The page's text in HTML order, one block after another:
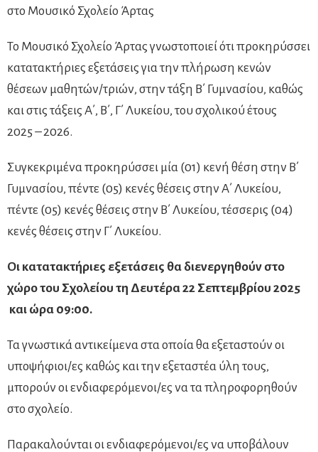
στο Μουσικό Σχολείο Άρτας
Το Μουσικό Σχολείο Άρτας γνωστοποιεί ότι προκηρύσσει
κατατακτήριες εξετάσεις για την πλήρωση κενών
θέσεων μαθητών/τριών, στην τάξη Β΄ Γυμνασίου, καθώς
και στις τάξεις Α΄, B΄, Γ΄ Λυκείου, του σχολικού έτους
2025 – 2026.
Συγκεκριμένα προκηρύσσει μία (01) κενή θέση στην Β΄
Γυμνασίου, πέντε (05) κενές θέσεις στην Α΄ Λυκείου,
πέντε (05) κενές θέσεις στην Β΄ Λυκείου, τέσσερις (04)
κενές θέσεις στην Γ΄ Λυκείου.
Οι κατατακτήριες εξετάσεις θα διενεργηθούν στο
χώρο του Σχολείου τη Δευτέρα 22 Σεπτεμβρίου 2025
και ώρα 09:00.
Τα γνωστικά αντικείμενα στα οποία θα εξεταστούν οι
υποψήφιοι/ες καθώς και την εξεταστέα ύλη τους,
μπορούν οι ενδιαφερόμενοι/ες να τα πληροφορηθούν
στο σχολείο.
Παρακαλούνται οι ενδιαφερόμενοι/ες να υποβάλουν